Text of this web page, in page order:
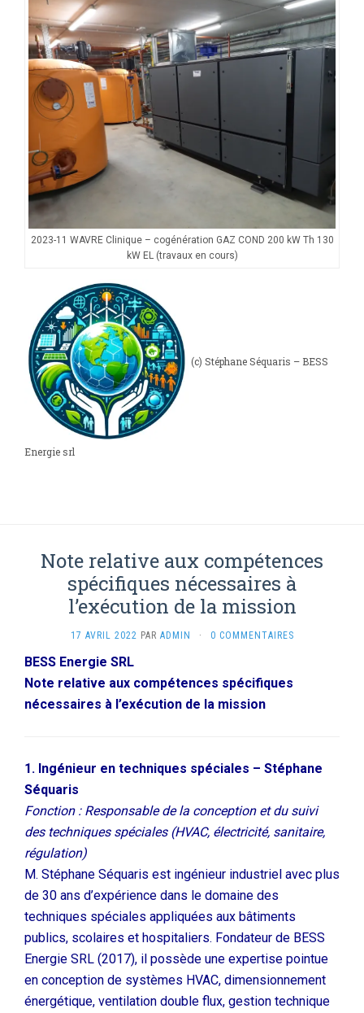
2023-11 WAVRE Clinique – cogénération GAZ COND 200 kW Th 130
kW EL (travaux en cours)
(c) Stéphane Séquaris – BESS
Energie srl
Note relative aux compétences
spécifiques nécessaires à
l’exécution de la mission
17 AVRIL 2022 PAR ADMIN · 0 COMMENTAIRES
BESS Energie SRL
Note relative aux compétences spécifiques
nécessaires à l’exécution de la mission
1. Ingénieur en techniques spéciales – Stéphane
Séquaris
Fonction : Responsable de la conception et du suivi
des techniques spéciales (HVAC, électricité, sanitaire,
régulation)
M. Stéphane Séquaris est ingénieur industriel avec plus
de 30 ans d’expérience dans le domaine des
techniques spéciales appliquées aux bâtiments
publics, scolaires et hospitaliers. Fondateur de BESS
Energie SRL (2017), il possède une expertise pointue
en conception de systèmes HVAC, dimensionnement
énergétique, ventilation double flux, gestion technique